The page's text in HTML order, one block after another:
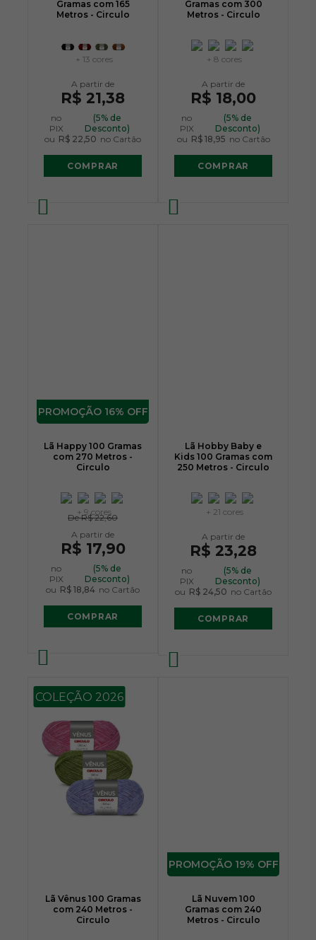
Gramas com 165
Metros - Circulo
+ 13 cores
R$ 21,38
no
PIX
(5% de
Desconto)
ou R$ 22,50 no Cartão
COMPRAR
Gramas com 300
Metros - Circulo
+ 8 cores
R$ 18,00
no
PIX
(5% de
Desconto)
ou R$ 18,95 no Cartão
COMPRAR
16% OFF
Lã Happy 100 Gramas
com 270 Metros -
Circulo
+ 9 cores
DeR$ 22,60
R$ 17,90
no
PIX
(5% de
Desconto)
ou R$ 18,84 no Cartão
COMPRAR
Lã Hobby Baby e
Kids 100 Gramas com
250 Metros - Circulo
+ 21 cores
R$ 23,28
no
PIX
(5% de
Desconto)
ou R$ 24,50 no Cartão
COMPRAR
COLEÇÃO 2026
Lã Vênus 100 Gramas
com 240 Metros -
Circulo
19% OFF
Lã Nuvem 100
Gramas com 240
Metros - Circulo